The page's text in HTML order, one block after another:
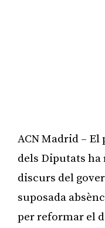
ACN Madrid – El
dels Diputats
discurs del
suposada
per reformar el